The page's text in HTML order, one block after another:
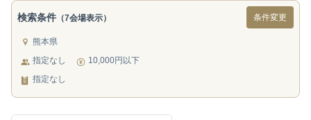
検索条件 （7会場表示） 条件変更
熊本県
指定なし
10,000円以下
指定なし